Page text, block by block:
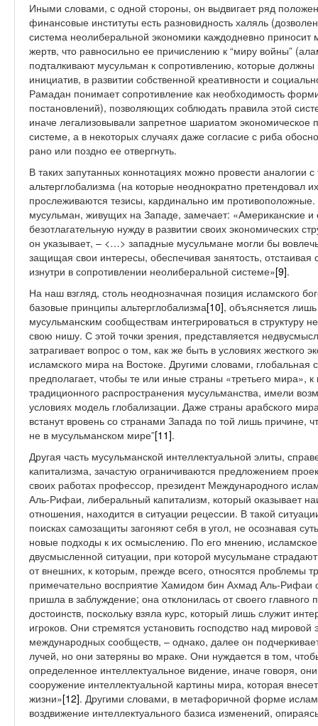
Иными словами, с одной стороны, он выдвигает ряд
финансовые институты есть разновидность халяль
система неолиберальной экономики каждодневно приносит
жертв, что равносильно ее причислению к “миру войны”
подталкивают мусульман к сопротивлению, которые
инициатив, в развитии собственной креативности и
Рамадан понимает сопротивление как необходимость
постановлений), позволяющих соблюдать правила этой
иначе легализовывали запретное шариатом экономическое
системе, а в некоторых случаях даже согласие с риба
рано или поздно ее отвергнуть.
В таких запутанных коннотациях можно провести аналогии
альтерглобализма (на которые неоднократно претендовал
прослеживаются тезисы, кардинально им
мусульман, живущих на Западе, замечает: «Американские
безотлагательную нужду в развитии своих экономических
он указывает, – <…> западные мусульмане могли бы
защищая свои интересы, обеспечивая занятость, отстаивая
изнутри в сопротивлении неолиберальной системе»[9].
На наш взгляд, столь неоднозначная позиция исламского
базовые принципы альтерглобализма[10], объясняется
мусульманским сообществам интегрироваться в структуру
свою нишу. С этой точки зрения, представляется
затрагивает вопрос о том, как же быть в условиях жесткого
исламского мира на Востоке. Другими словами, глобальная
предполагает, чтобы те или иные страны «третьего мира»,
традиционного распространения мусульманства, имели
условиях модель глобализации. Даже страны арабского
встанут вровень со странами Запада по той лишь причине,
не в мусульманском мире”[11].
Другая часть мусульманской интеллектуальной элиты,
капитализма, зачастую ограничиваются предложением
своих работах профессор, президент Международного
Аль-Рифаи, либеральный капитализм, который оказывает
отношения, находится в ситуации рецессии. В такой
поисках самозащиты загоняют себя в угол, не осознавая
новые подходы к их осмыслению. По его мнению,
двусмысленной ситуации, при которой мусульмане
от внешних, к которым, прежде всего, относятся проблемы
примечательно восприятие Хамидом бин Ахмад Аль-Рифаи
пришла в заблуждение; она отклонилась от своего
достоинств, поскольку взяла курс, который лишь служит
игроков. Они стремятся установить господство над
международных сообществ, – однако, далее он
лучей, но они затеряны во мраке. Они нуждается в том,
определенное интеллектуальное видение, иначе говоря,
сооружение интеллектуальной картины мира, которая
жизни»[12]. Другими словами, в метафоричной форме
воздвижение интеллектуального базиса изменений,